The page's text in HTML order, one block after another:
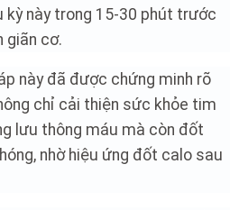
kỳ này trong 15-30 phút trước
giãn cơ.
này đã được chứng minh rõ
chỉ cải thiện sức khỏe tim
lưu thông máu mà còn đốt
nhờ hiệu ứng đốt calo sau